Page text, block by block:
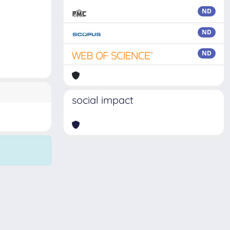
ND
ND
ND
social impact